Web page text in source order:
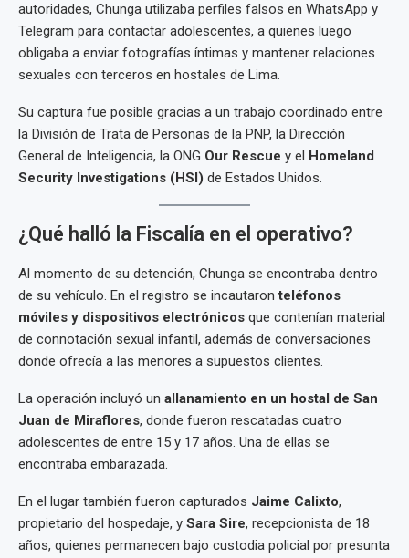
autoridades, Chunga utilizaba perfiles falsos en WhatsApp y
Telegram para contactar adolescentes, a quienes luego
obligaba a enviar fotografías íntimas y mantener relaciones
sexuales con terceros en hostales de Lima.
Su captura fue posible gracias a un trabajo coordinado entre
la División de Trata de Personas de la PNP, la Dirección
General de Inteligencia, la ONG Our Rescue y el Homeland
Security Investigations (HSI) de Estados Unidos.
¿Qué halló la Fiscalía en el operativo?
Al momento de su detención, Chunga se encontraba dentro
de su vehículo. En el registro se incautaronteléfonos
móviles y dispositivos electrónicos que contenían material
de connotación sexual infantil, además de conversaciones
donde ofrecía a las menores a supuestos clientes.
La operación incluyó un allanamiento en un hostal de San
Juan de Miraflores, donde fueron rescatadas cuatro
adolescentes de entre 15 y 17 años. Una de ellas se
encontraba embarazada.
En el lugar también fueron capturados Jaime Calixto,
propietario del hospedaje, y Sara Sire, recepcionista de 18
años, quienes permanecen bajo custodia policial por presunta